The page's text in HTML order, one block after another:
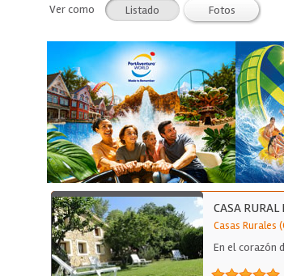
Ver como Listado Fotos
CASA RURAL
Casas Rurales
En el corazón